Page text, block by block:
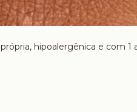
hipoalergênica e com 1